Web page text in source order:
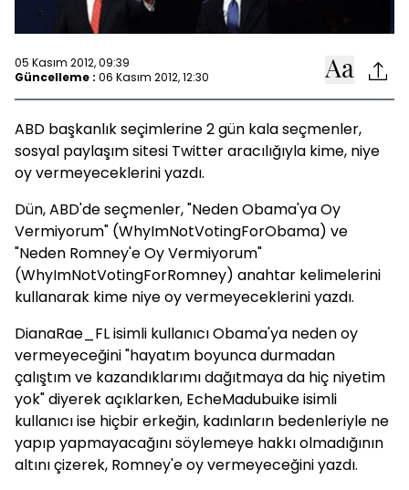
05 Kasım 2012, 09:39
Güncelleme : 06 Kasım 2012, 12:30
ABD başkanlık seçimlerine 2 gün kala seçmenler,
sosyal paylaşım sitesi Twitter aracılığıyla kime, niye
oy vermeyeceklerini yazdı.
Dün, ABD'de seçmenler, "Neden Obama'ya Oy
Vermiyorum" (WhyImNotVotingForObama) ve
"Neden Romney'e Oy Vermiyorum"
(WhyImNotVotingForRomney) anahtar kelimelerini
kullanarak kime niye oy vermeyeceklerini yazdı.
DianaRae_FL isimli kullanıcı Obama'ya neden oy
vermeyeceğini "hayatım boyunca durmadan
çalıştım ve kazandıklarımı dağıtmaya da hiç niyetim
yok" diyerek açıklarken, EcheMadubuike isimli
kullanıcı ise hiçbir erkeğin, kadınların bedenleriyle ne
yapıp yapmayacağını söylemeye hakkı olmadığının
altını çizerek, Romney'e oy vermeyeceğini yazdı.